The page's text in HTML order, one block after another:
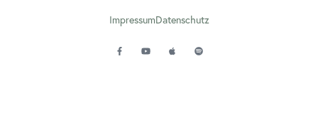
ImpressumDatenschutz